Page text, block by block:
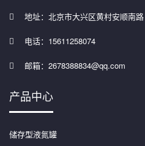
地址：北京市大兴区黄村安顺南路
电话：15611258074
邮箱：2678388834@qq.com
产品中心
储存型液氮罐